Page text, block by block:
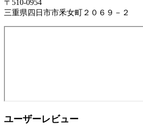
〒510-0954
三重県四日市市釆女町２０６９－２
ユーザーレビュー